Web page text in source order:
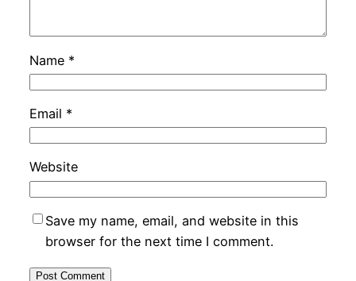
Name *
Email *
Website
Save my name, email, and website in this
browser for the next time I comment.